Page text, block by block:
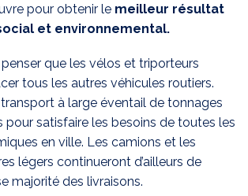
pour obtenir le meilleur résultat
et environnemental.
que les vélos et triporteurs
tous les autres véhicules routiers.
à large éventail de tonnages
pour satisfaire les besoins de toutes les
en ville. Les camions et les
légers continueront d’ailleurs de
majorité des livraisons.